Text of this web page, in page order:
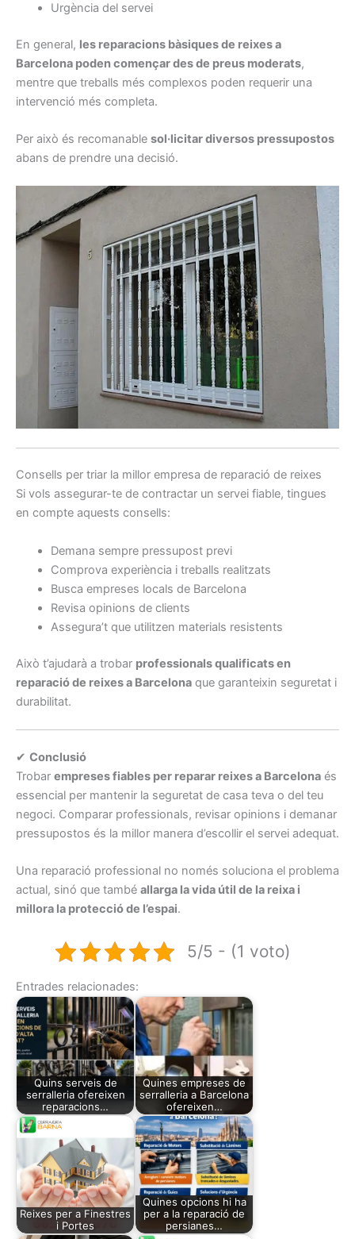
Urgència del servei
En general, les reparacions bàsiques de reixes a
Barcelona poden començar des de preus moderats,
mentre que treballs més complexos poden requerir una
intervenció més completa.
Per això és recomanable sol·licitar diversos pressupostos
abans de prendre una decisió.
Consells per triar la millor empresa de reparació de reixes
Si vols assegurar-te de contractar un servei fiable, tingues
en compte aquests consells:
Demana sempre pressupost previ
Comprova experiència i treballs realitzats
Busca empreses locals de Barcelona
Revisa opinions de clients
Assegura’t que utilitzen materials resistents
Això t’ajudarà a trobar professionals qualificats en
reparació de reixes a Barcelona que garanteixin seguretat i
durabilitat.
✔ Conclusió
Trobar empreses fiables per reparar reixes a Barcelona és
essencial per mantenir la seguretat de casa teva o del teu
negoci. Comparar professionals, revisar opinions i demanar
pressupostos és la millor manera d’escollir el servei adequat.
Una reparació professional no només soluciona el problema
actual, sinó que també allarga la vida útil de la reixa i
millora la protecció de l’espai.
5/5 - (1 voto)
Entrades relacionades:
Quins serveis de
serralleria ofereixen
reparacions…
Quines empreses de
serralleria a Barcelona
ofereixen…
Reixes per a Finestres
i Portes
Quines opcions hi ha
per a la reparació de
persianes…